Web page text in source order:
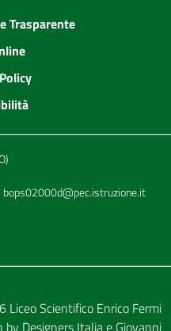
Trasparente
bops02000d@pec.istruzione.it
Liceo Scientifico Enrico Fermi
by Designers Italia e Giovanni